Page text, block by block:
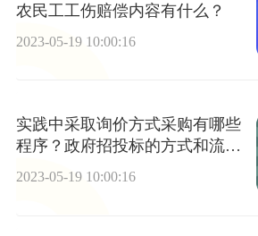
农民工工伤赔偿内容有什么？
2023-05-19 10:00:16
实践中采取询价方式采购有哪些
程序？政府招投标的方式和流程
有哪些？
2023-05-19 10:00:16